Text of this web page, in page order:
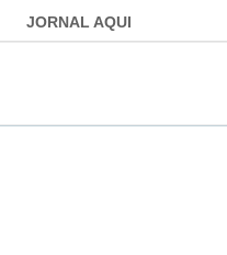
JORNAL AQUI